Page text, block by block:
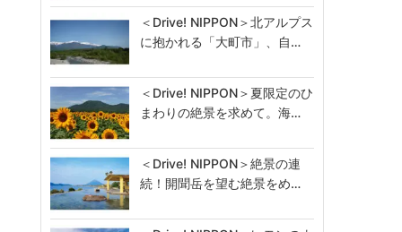
＜Drive! NIPPON＞北アルプス
に抱かれる「大町市」、自…
＜Drive! NIPPON＞夏限定のひ
まわりの絶景を求めて。海…
＜Drive! NIPPON＞絶景の連
続！開聞岳を望む絶景をめ…